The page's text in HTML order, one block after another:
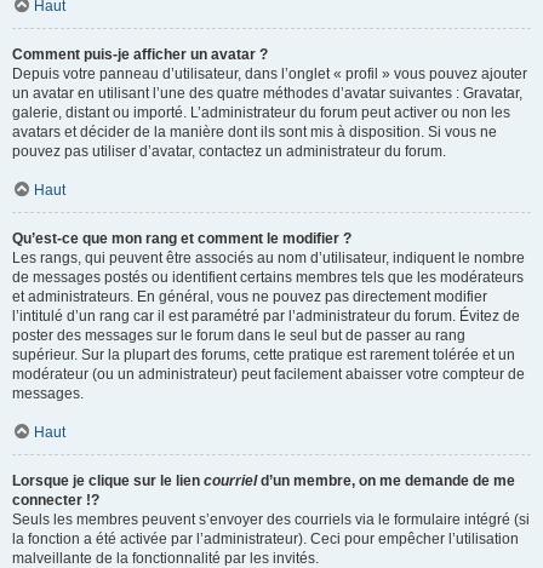
Haut
Comment puis-je afficher un avatar ?
Depuis votre panneau d’utilisateur, dans l’onglet « profil » vous pouvez ajouter
un avatar en utilisant l’une des quatre méthodes d’avatar suivantes : Gravatar,
galerie, distant ou importé. L’administrateur du forum peut activer ou non les
avatars et décider de la manière dont ils sont mis à disposition. Si vous ne
pouvez pas utiliser d’avatar, contactez un administrateur du forum.
Haut
Qu’est-ce que mon rang et comment le modifier ?
Les rangs, qui peuvent être associés au nom d’utilisateur, indiquent le nombre
de messages postés ou identifient certains membres tels que les modérateurs
et administrateurs. En général, vous ne pouvez pas directement modifier
l’intitulé d’un rang car il est paramétré par l’administrateur du forum. Évitez de
poster des messages sur le forum dans le seul but de passer au rang
supérieur. Sur la plupart des forums, cette pratique est rarement tolérée et un
modérateur (ou un administrateur) peut facilement abaisser votre compteur de
messages.
Haut
Lorsque je clique sur le lien courrield’un membre, on me demande de me
connecter !?
Seuls les membres peuvent s’envoyer des courriels via le formulaire intégré (si
la fonction a été activée par l’administrateur). Ceci pour empêcher l’utilisation
malveillante de la fonctionnalité par les invités.